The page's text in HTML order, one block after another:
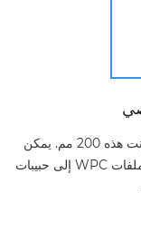
الحد الأقصى. عرض العمل لآلة النقش على الإنترنت هذه 200 مم. يمكن
تثبيته على منصة المعايرة ، ويمكن تحويل سطح ملفات WPC إلى حبيبات